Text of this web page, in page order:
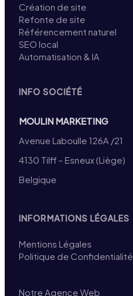
Création de site
Refonte de site
Référencement naturel
SEO local
Automatisation & IA
INFO SOCIÉTÉ
MOULIN MARKETING
Avenue Laboulle 126A /21
4130 Tilff – Esneux (Liège)
Belgique
INFORMATIONS LÉGALES
Mentions Légales
Politique de Confidentialité
Notre Agence Web